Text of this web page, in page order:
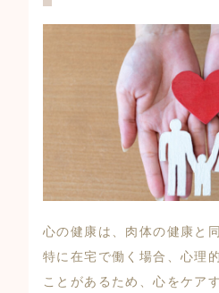
心の健康は、肉体の健康と
特に在宅で働く場合、心理
ことがあるため、心をケア